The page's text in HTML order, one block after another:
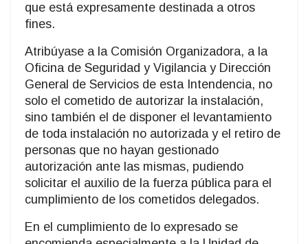
que está expresamente destinada a otros
fines.
Atribúyase a la Comisión Organizadora, a la
Oficina de Seguridad y Vigilancia y Dirección
General de Servicios de esta Intendencia, no
solo el cometido de autorizar la instalación,
sino también el de disponer el levantamiento
de toda instalación no autorizada y el retiro de
personas que no hayan gestionado
autorización ante las mismas, pudiendo
solicitar el auxilio de la fuerza pública para el
cumplimiento de los cometidos delegados.
En el cumplimiento de lo expresado se